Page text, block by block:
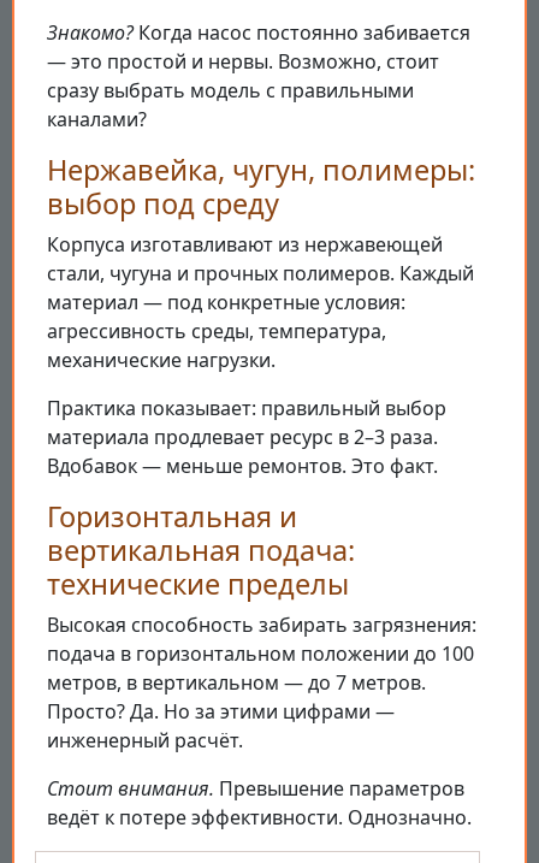
Знакомо?Когда насос постоянно забивается
— это простой и нервы. Возможно, стоит
сразу выбрать модель с правильными
каналами?
Нержавейка, чугун, полимеры:
выбор под среду
Корпуса изготавливают из нержавеющей
стали, чугуна и прочных полимеров. Каждый
материал — под конкретные условия:
агрессивность среды, температура,
механические нагрузки.
Практика показывает: правильный выбор
материала продлевает ресурс в 2–3 раза.
Вдобавок — меньше ремонтов. Это факт.
Горизонтальная и
вертикальная подача:
технические пределы
Высокая способность забирать загрязнения:
подача в горизонтальном положении до 100
метров, в вертикальном — до 7 метров.
Просто? Да. Но за этими цифрами —
инженерный расчёт.
Стоит внимания. Превышение параметров
ведёт к потере эффективности. Однозначно.